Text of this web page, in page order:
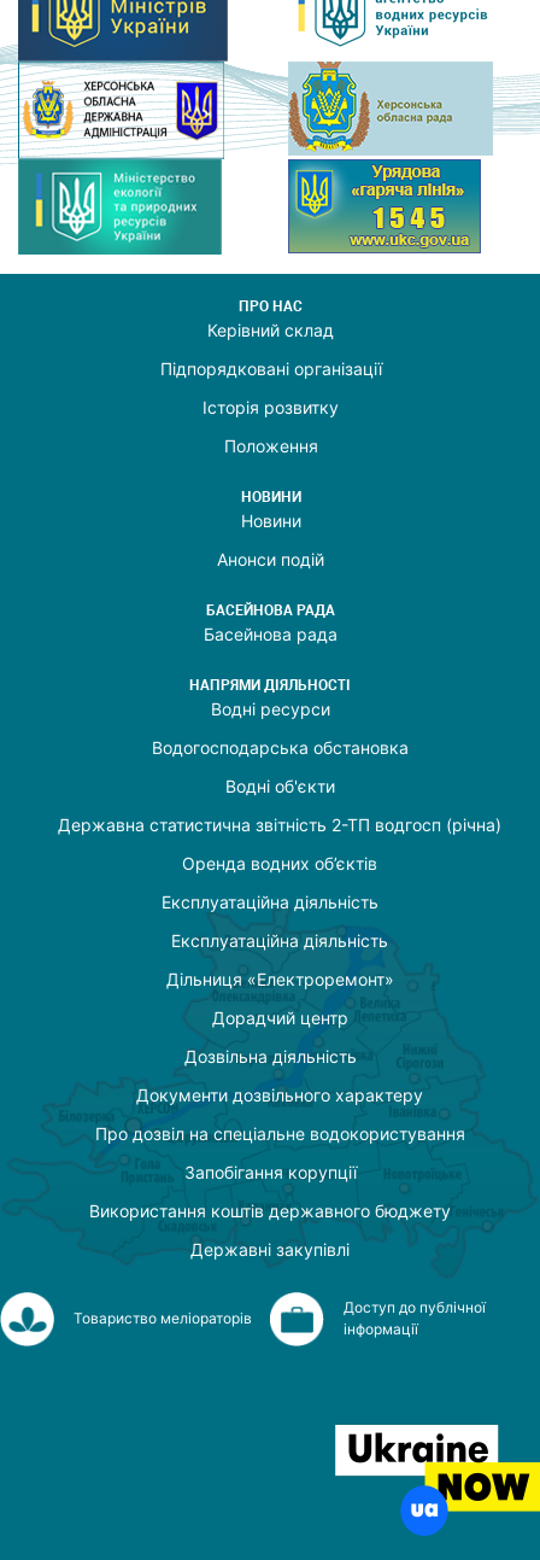
ПРО НАС
Керівний склад
Підпорядковані організації
Історія розвитку
Положення
НОВИНИ
Новини
Анонси подій
БАСЕЙНОВА РАДА
Басейнова рада
НАПРЯМИ ДІЯЛЬНОСТІ
Водні ресурси
Водогосподарська обстановка
Водні об'єкти
Державна статистична звітність 2-ТП водгосп (річна)
Оренда водних об’єктів
Експлуатаційна діяльність
Експлуатаційна діяльність
Дільниця «Електроремонт»
Дорадчий центр
Дозвільна діяльність
Документи дозвільного характеру
Про дозвіл на спеціальне водокористування
Запобігання корупції
Використання коштів державного бюджету
Державні закупівлі
Товариство меліораторів
Доступ до публічної
інформації